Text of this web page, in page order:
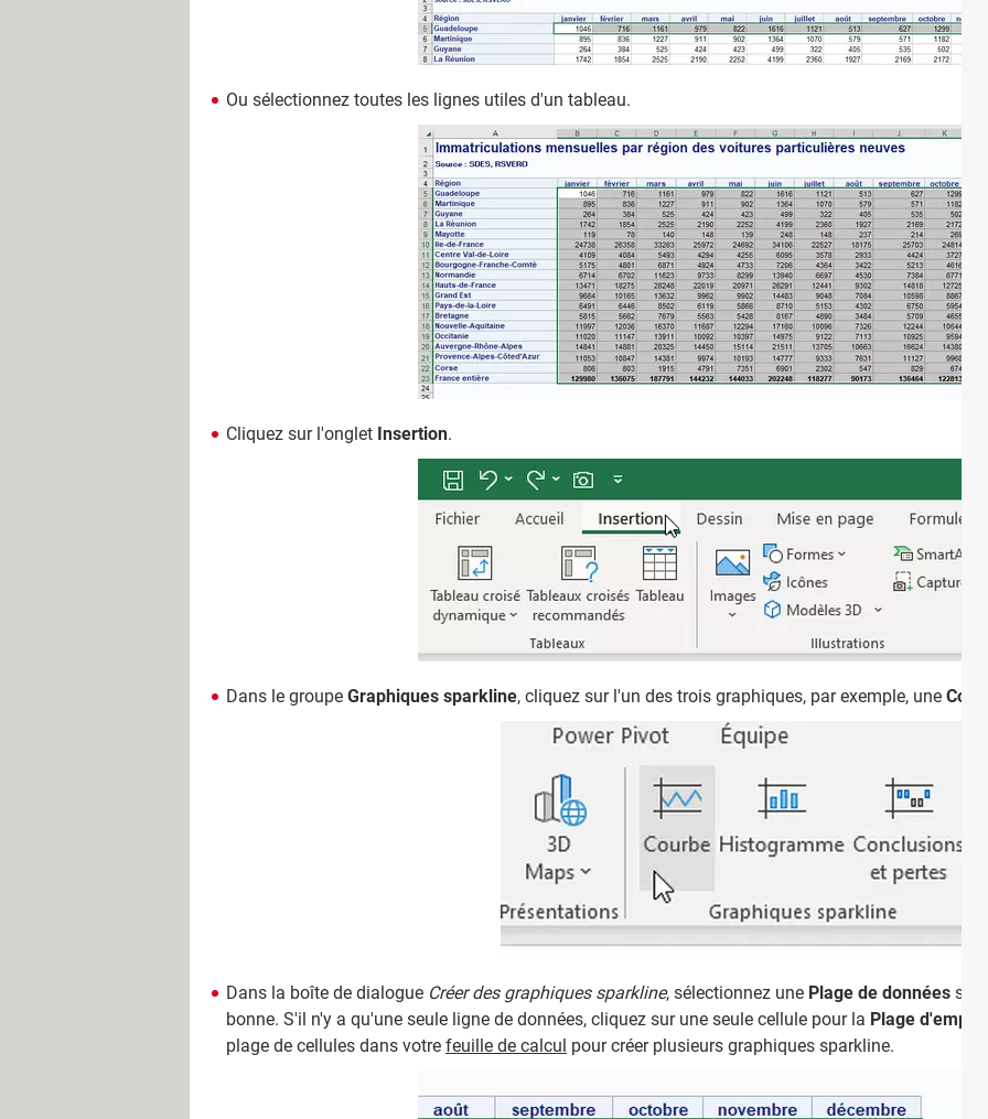
Ou sélectionnez toutes les lignes utiles d'un tableau.
Cliquez sur l'onglet Insertion.
Dans le groupe Graphiques sparkline, cliquez sur l'un des trois graphiques, par exemple, une
Dans la boîte de dialogue Créer des graphiques sparkline, sélectionnez une Plage de données si
bonne. S'il n'y a qu'une seule ligne de données, cliquez sur une seule cellule pour la Plage
plage de cellules dans votre feuille de calcul pour créer plusieurs graphiques sparkline.